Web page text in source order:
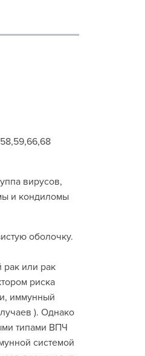
вирусов,
и кондиломы
оболочку.
или рак
риска
иммунный
). Однако
типами ВПЧ
системой